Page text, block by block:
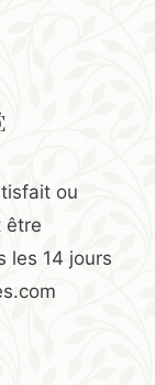
ou
être
les 14 jours